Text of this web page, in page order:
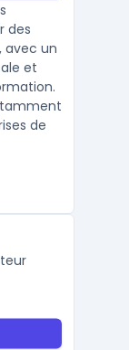
des
avec un
et
de